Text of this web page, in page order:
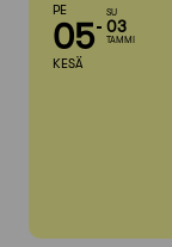
PE
05
KESÄ
SU
03
TAMMI